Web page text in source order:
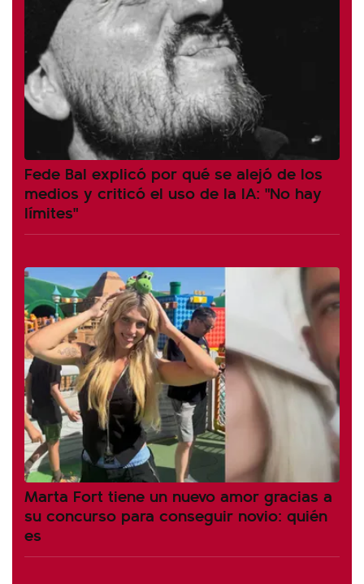
Fede Bal explicó por qué se alejó de los
medios y criticó el uso de la IA: "No hay
límites"
Marta Fort tiene un nuevo amor gracias a
su concurso para conseguir novio: quién
es